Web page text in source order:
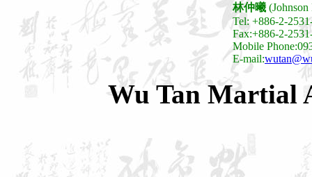
林仲曦
Tel: +886-2-
Fax:+886-2-
Mobile
E-mail:
Wu Tan Martial